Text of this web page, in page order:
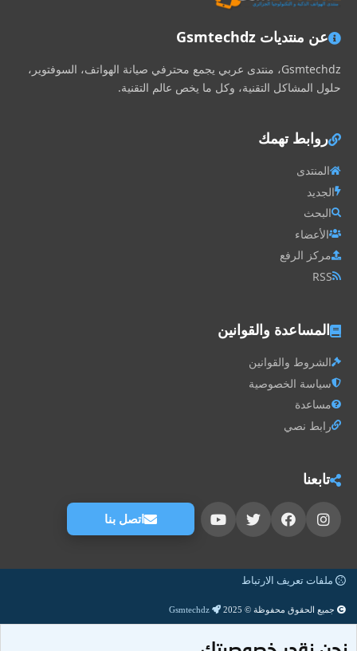
عن منتديات Gsmtechdz
Gsmtechdz، منتدى عربي يجمع محترفي صيانة الهواتف، السوفتوير،
حلول المشاكل التقنية، وكل ما يخص عالم التقنية.
روابط تهمك
المنتدى
الجديد
البحث
الأعضاء
مركز الرفع
RSS
المساعدة والقوانين
الشروط والقوانين
سياسة الخصوصية
مساعدة
رابط نصي
تابعنا
اتصل بنا
ملفات تعريف الارتباط
جميع الحقوق محفوظة © 2025 Gsmtechdz